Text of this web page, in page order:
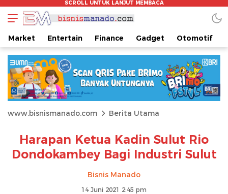
Market Entertain Finance Gadget Otomotif
www.bisnismanado.com Berita Utama
Harapan Ketua Kadin Sulut Rio
Dondokambey Bagi Industri Sulut
Bisnis Manado
14 Juni 2021 2:45 pm